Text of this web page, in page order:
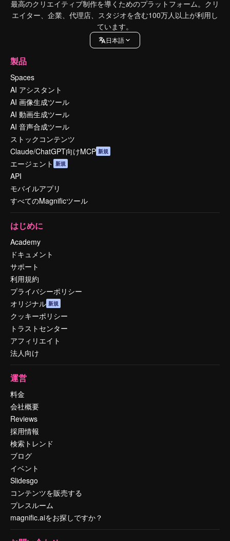
最高のクリエイティブ制作を導くためのプラットフォーム。クリ
エイター、企業、代理店、スタジオを含む100万人以上が利用し
ています。
日本語
製品
Spaces
AI アシスタント
AI 画像生成ツール
AI 動画生成ツール
AI 音声合成ツール
ストックコンテンツ
Claude/ChatGPT向けMCP 新規
エージェント 新規
API
モバイルアプリ
すべてのMagnificツール
はじめに
Academy
ドキュメント
サポート
利用規約
プライバシーポリシー
オリジナル 新規
クッキーポリシー
トラストセンター
アフィリエイト
法人向け
運営
料金
会社概要
Reviews
採用情報
検索トレンド
ブログ
イベント
Slidesgo
コンテンツを販売する
プレスルーム
magnific.aiをお探しですか？